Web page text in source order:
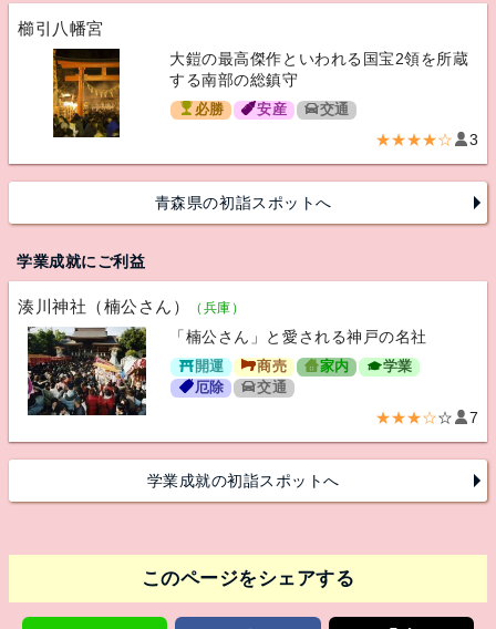
櫛引八幡宮
大鎧の最高傑作といわれる国宝2領を所蔵
する南部の総鎮守
必勝 安産 交通
★★★★☆ 3
青森県の初詣スポットへ
学業成就にご利益
湊川神社（楠公さん） （兵庫）
「楠公さん」と愛される神戸の名社
開運 商売 家内
学業
厄除
交通
★★★☆☆ 7
学業成就の初詣スポットへ
このページをシェアする